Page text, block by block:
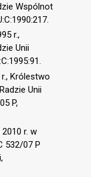
Wspólnot
r.,
Unii
Królestwo
Unii
P,
r. w
532/07 P